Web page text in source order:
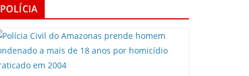
POLÍCIA